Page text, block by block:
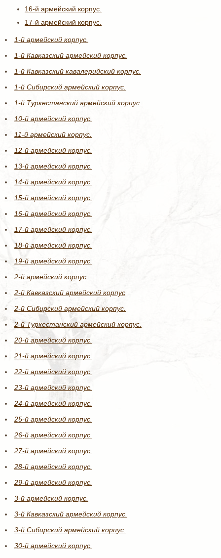
16-й армейский корпус.
17-й армейский корпус.
1-й армейский корпус.
1-й Кавказский армейский корпус.
1-й Кавказский кавалерийский корпус.
1-й Сибирский армейский корпус.
1-й Туркестанский армейский корпус.
10-й армейский корпус.
11-й армейский корпус.
12-й армейский корпус.
13-й армейский корпус.
14-й армейский корпус.
15-й армейский корпус.
16-й армейский корпус.
17-й армейский корпус.
18-й армейский корпус.
19-й армейский корпус.
2-й армейский корпус.
2-й Кавказский армейский корпус
2-й Сибирский армейский корпус.
2-й Туркестанский армейский корпус.
20-й армейский корпус.
21-й армейский корпус.
22-й армейский корпус.
23-й армейский корпус.
24-й армейский корпус.
25-й армейский корпус.
26-й армейский корпус.
27-й армейский корпус.
28-й армейский корпус.
29-й армейский корпус.
3-й армейский корпус.
3-й Кавказский армейский корпус.
3-й Сибирский армейский корпус.
30-й армейский корпус.